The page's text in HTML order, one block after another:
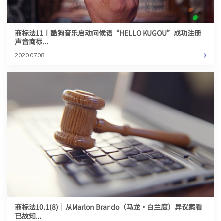
商标法11丨酷狗音乐启动问候语“HELLO KUGOU”成功注册
声音商标...
2020.07.08
商标法10.1(8)｜从Marlon Brando（马龙•白兰度）异议案看
已故知...